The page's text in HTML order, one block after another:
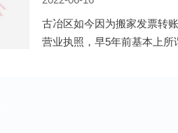
古冶区如今因为搬家发票转
营业执照，早5年前基本上